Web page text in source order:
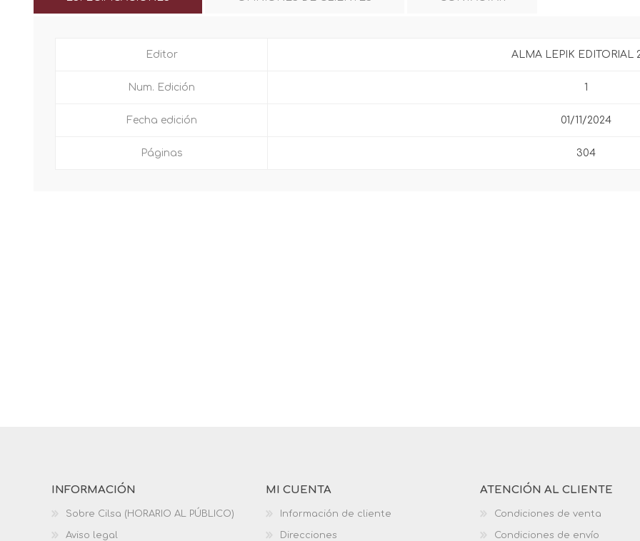
Editor ALMA LEPIK EDITORIAL
Num. Edición 1
Fecha edición 01/11/2024
Páginas 304
INFORMACIÓN
Sobre Cilsa (HORARIO AL PÚBLICO)
Aviso legal
MI CUENTA
Información de cliente
Direcciones
ATENCIÓN AL CLIENTE
Condiciones de venta
Condiciones de envío